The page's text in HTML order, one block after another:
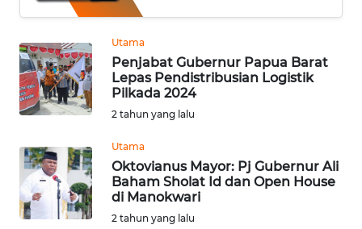
Utama
Penjabat Gubernur Papua Barat
Lepas Pendistribusian Logistik
Pilkada 2024
2 tahun yang lalu
Utama
Oktovianus Mayor: Pj Gubernur Ali
Baham Sholat Id dan Open House
di Manokwari
2 tahun yang lalu
SERBI
OPINI
Informasi
INDEKS
BERITA
KONTAK
KAMI